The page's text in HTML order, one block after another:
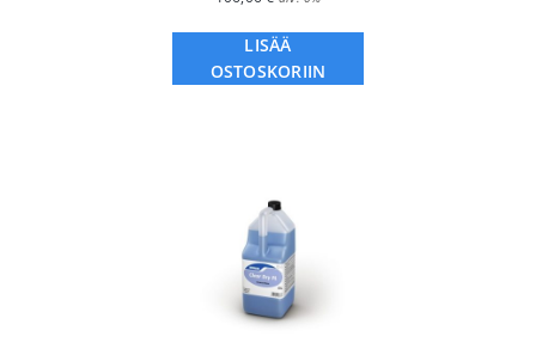
LISÄÄ
OSTOSKORIIN